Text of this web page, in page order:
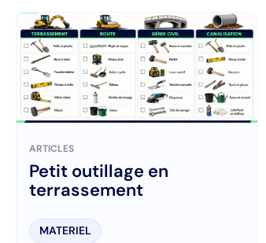
ARTICLES
Petit outillage en
terrassement
MATERIEL